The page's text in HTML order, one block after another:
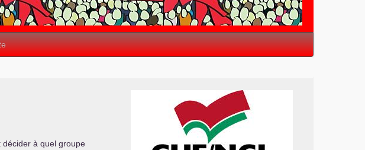
décider à quel groupe